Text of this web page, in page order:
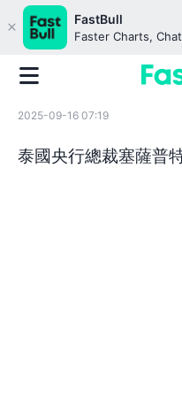
FastBull
Faster Charts,
2025-09-16 07:19
泰國央行總裁塞薩普